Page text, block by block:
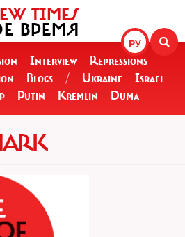
РУ
TIMES
ВРЕМЯ
Interview
Repressions
Blogs / Ukraine
Israel
Putin Kremlin Duma